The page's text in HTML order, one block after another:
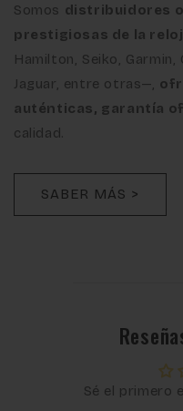
Somos distribuidores
prestigiosas de la
Hamilton, Seiko,
Jaguar, entre otras—,
auténticas, garantía
calidad.
SABER MÁS >
Sé el primero